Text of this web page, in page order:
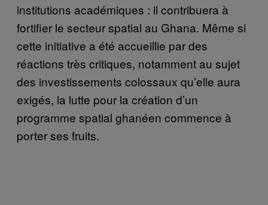
institutions académiques : il contribuera à
fortifier le secteur spatial au Ghana. Même si
cette initiative a été accueillie par des
réactions très critiques, notamment au sujet
des investissements colossaux qu’elle aura
exigés, la lutte pour la création d’un
programme spatial ghanéen commence à
porter ses fruits.